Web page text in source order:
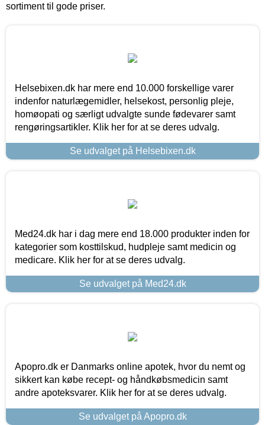
sortiment til gode priser.
Helsebixen.dk har mere end 10.000 forskellige varer
indenfor naturlægemidler, helsekost, personlig pleje,
homøopati og særligt udvalgte sunde fødevarer samt
rengøringsartikler. Klik her for at se deres udvalg.
Se udvalget på Helsebixen.dk
Med24.dk har i dag mere end 18.000 produkter inden for
kategorier som kosttilskud, hudpleje samt medicin og
medicare. Klik her for at se deres udvalg.
Se udvalget på Med24.dk
Apopro.dk er Danmarks online apotek, hvor du nemt og
sikkert kan købe recept- og håndkøbsmedicin samt
andre apoteksvarer. Klik her for at se deres udvalg.
Se udvalget på Apopro.dk